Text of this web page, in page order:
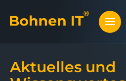
Aktuelles und